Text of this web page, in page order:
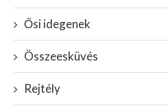
Ősi idegenek
Összeesküvés
Rejtély